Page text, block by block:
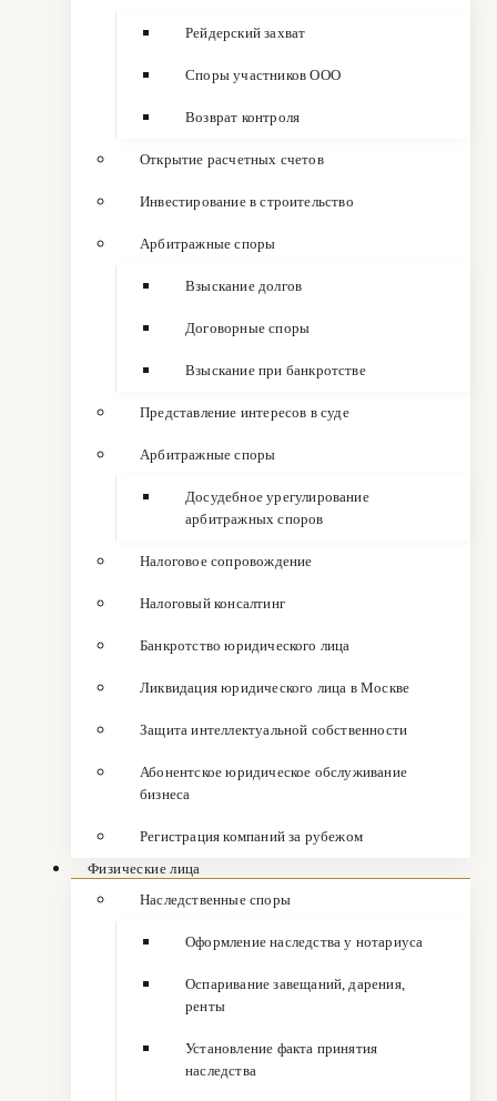
Рейдерский захват
Споры участников ООО
Возврат контроля
Открытие расчетных счетов
Инвестирование в строительство
Арбитражные споры
Взыскание долгов
Договорные споры
Взыскание при банкротстве
Представление интересов в суде
Арбитражные споры
Досудебное урегулирование
арбитражных споров
Налоговое сопровождение
Налоговый консалтинг
Банкротство юридического лица
Ликвидация юридического лица в Москве
Защита интеллектуальной собственности
Абонентское юридическое обслуживание
бизнеса
Регистрация компаний за рубежом
Физические лица
Наследственные споры
Оформление наследства у нотариуса
Оспаривание завещаний, дарения,
ренты
Установление факта принятия
наследства